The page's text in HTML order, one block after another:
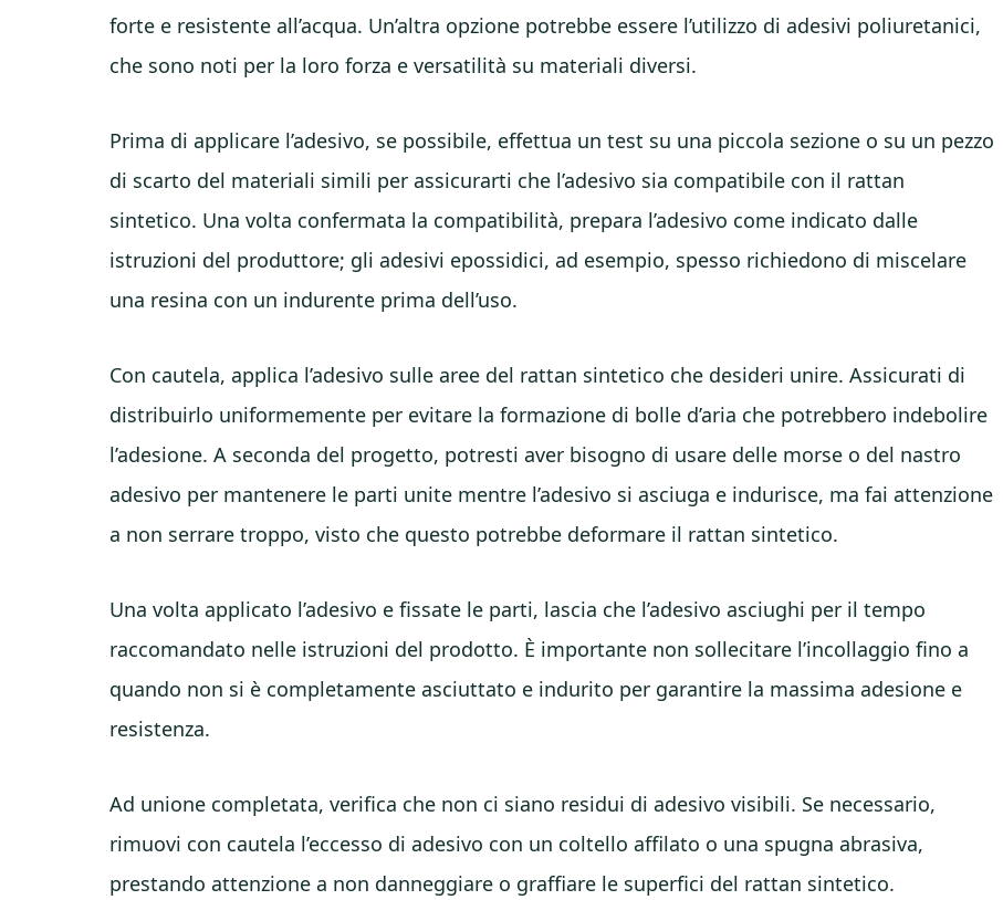
forte e resistente all’acqua. Un’altra opzione potrebbe essere l’utilizzo di adesivi poliuretanici,
che sono noti per la loro forza e versatilità su materiali diversi.
Prima di applicare l’adesivo, se possibile, effettua un test su una piccola sezione o su un pezzo
di scarto del materiali simili per assicurarti che l’adesivo sia compatibile con il rattan
sintetico. Una volta confermata la compatibilità, prepara l’adesivo come indicato dalle
istruzioni del produttore; gli adesivi epossidici, ad esempio, spesso richiedono di miscelare
una resina con un indurente prima dell’uso.
Con cautela, applica l’adesivo sulle aree del rattan sintetico che desideri unire. Assicurati di
distribuirlo uniformemente per evitare la formazione di bolle d’aria che potrebbero indebolire
l’adesione. A seconda del progetto, potresti aver bisogno di usare delle morse o del nastro
adesivo per mantenere le parti unite mentre l’adesivo si asciuga e indurisce, ma fai attenzione
a non serrare troppo, visto che questo potrebbe deformare il rattan sintetico.
Una volta applicato l’adesivo e fissate le parti, lascia che l’adesivo asciughi per il tempo
raccomandato nelle istruzioni del prodotto. È importante non sollecitare l’incollaggio fino a
quando non si è completamente asciuttato e indurito per garantire la massima adesione e
resistenza.
Ad unione completata, verifica che non ci siano residui di adesivo visibili. Se necessario,
rimuovi con cautela l’eccesso di adesivo con un coltello affilato o una spugna abrasiva,
prestando attenzione a non danneggiare o graffiare le superfici del rattan sintetico.